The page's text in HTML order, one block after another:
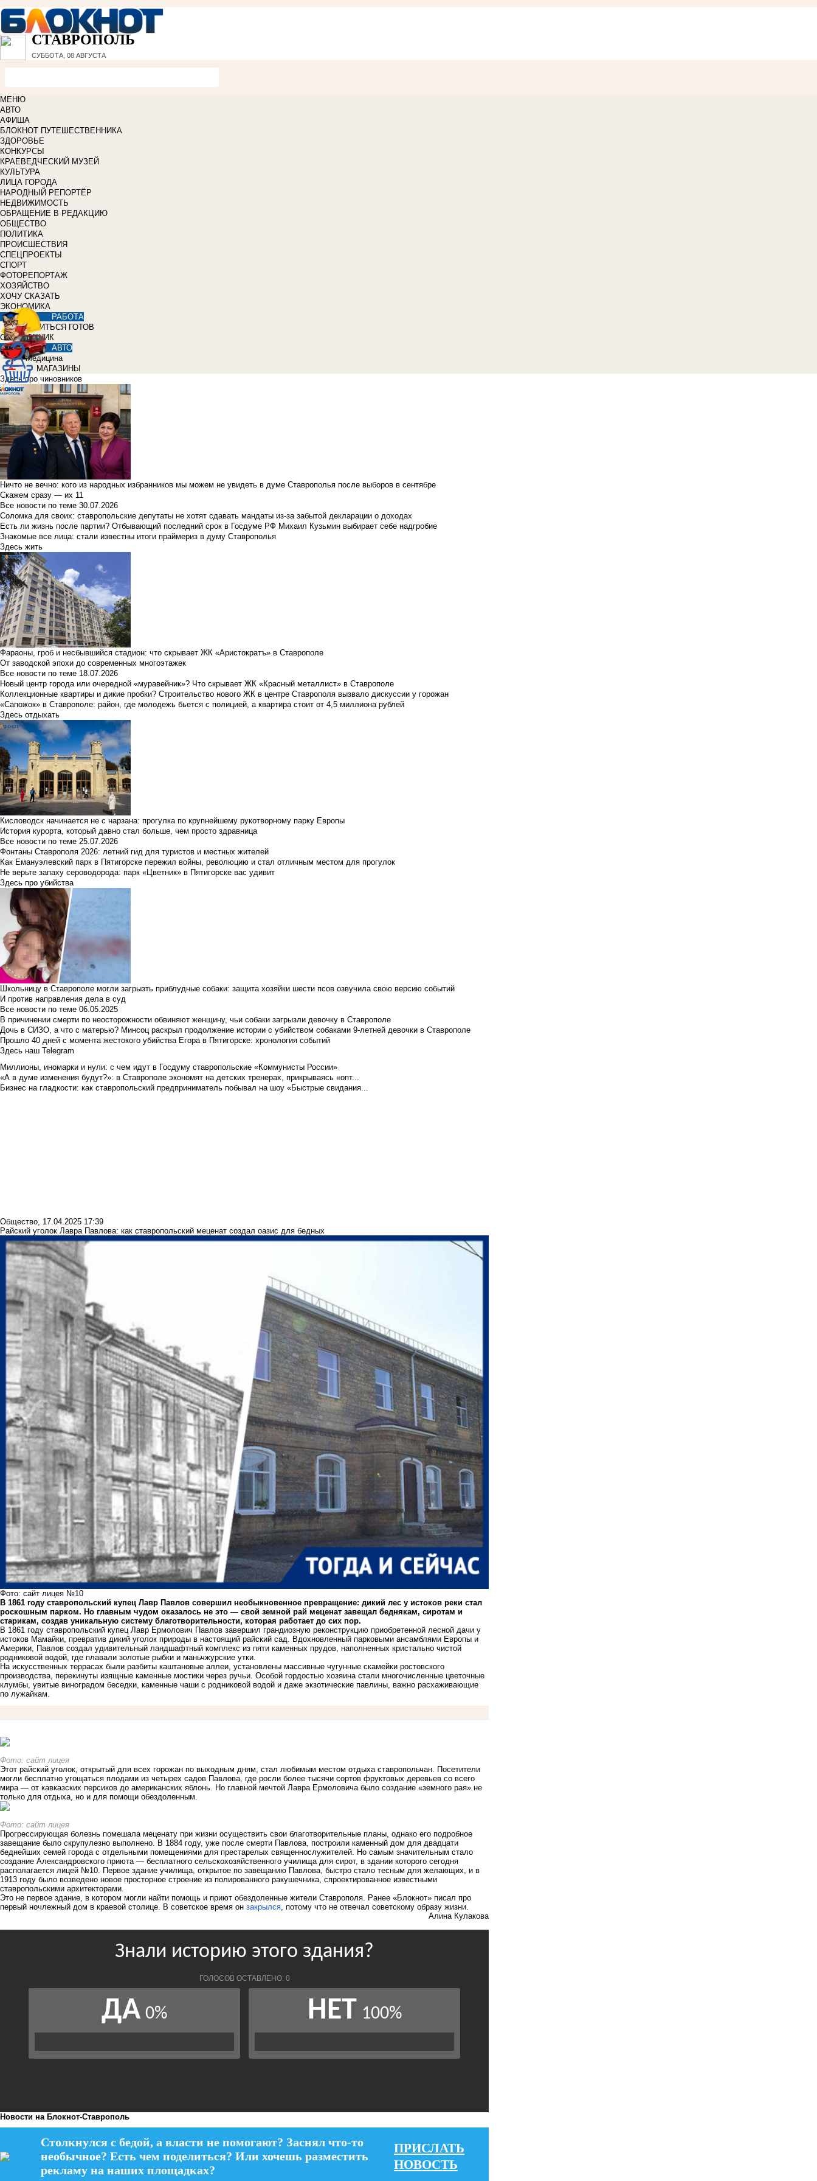
СТАВРОПОЛЬ
СУББОТА, 08 АВГУСТА
МЕНЮ
АВТО
АФИША
БЛОКНОТ ПУТЕШЕСТВЕННИКА
ЗДОРОВЬЕ
КОНКУРСЫ
КРАЕВЕДЧЕСКИЙ МУЗЕЙ
КУЛЬТУРА
ЛИЦА ГОРОДА
НАРОДНЫЙ РЕПОРТЁР
НЕДВИЖИМОСТЬ
ОБРАЩЕНИЕ В РЕДАКЦИЮ
ОБЩЕСТВО
ПОЛИТИКА
ПРОИСШЕСТВИЯ
СПЕЦПРОЕКТЫ
СПОРТ
ФОТОРЕПОРТАЖ
ХОЗЯЙСТВО
ХОЧУ СКАЗАТЬ
ЭКОНОМИКА
РАБОТА
УЧИТЬСЯ ГОТОВ
СПРАВОЧНИК
АВТО
Медицина
МАГАЗИНЫ
Здесь про чиновников
Ничто не вечно: кого из народных избранников мы можем не увидеть в думе Ставрополья после выборов в сентябре
Скажем сразу — их 11
Все новости по теме 30.07.2026
Соломка для своих: ставропольские депутаты не хотят сдавать мандаты из-за забытой декларации о доходах
Есть ли жизнь после партии? Отбывающий последний срок в Госдуме РФ Михаил Кузьмин выбирает себе надгробие
Знакомые все лица: стали известны итоги праймериз в думу Ставрополья
Здесь жить
Фараоны, гроб и несбывшийся стадион: что скрывает ЖК «Аристократъ» в Ставрополе
От заводской эпохи до современных многоэтажек
Все новости по теме 18.07.2026
Новый центр города или очередной «муравейник»? Что скрывает ЖК «Красный металлист» в Ставрополе
Коллекционные квартиры и дикие пробки? Строительство нового ЖК в центре Ставрополя вызвало дискуссии у горожан
«Сапожок» в Ставрополе: район, где молодежь бьется с полицией, а квартира стоит от 4,5 миллиона рублей
Здесь отдыхать
Кисловодск начинается не с нарзана: прогулка по крупнейшему рукотворному парку Европы
История курорта, который давно стал больше, чем просто здравница
Все новости по теме 25.07.2026
Фонтаны Ставрополя 2026: летний гид для туристов и местных жителей
Как Емануэлевский парк в Пятигорске пережил войны, революцию и стал отличным местом для прогулок
Не верьте запаху сероводорода: парк «Цветник» в Пятигорске вас удивит
Здесь про убийства
Школьницу в Ставрополе могли загрызть приблудные собаки: защита хозяйки шести псов озвучила свою версию событий
И против направления дела в суд
Все новости по теме 06.05.2025
В причинении смерти по неосторожности обвиняют женщину, чьи собаки загрызли девочку в Ставрополе
Дочь в СИЗО, а что с матерью? Минсоц раскрыл продолжение истории с убийством собаками 9-летней девочки в Ставрополе
Прошло 40 дней с момента жестокого убийства Егора в Пятигорске: хронология событий
Здесь наш Telegram
Миллионы, иномарки и нули: с чем идут в Госдуму ставропольские «Коммунисты России»
«А в думе изменения будут?»: в Ставрополе экономят на детских тренерах, прикрываясь «опт...
Бизнес на гладкости: как ставропольский предприниматель побывал на шоу «Быстрые свидания...
Общество, 17.04.2025 17:39
Райский уголок Лавра Павлова: как ставропольский меценат создал оазис для бедных
Фото: сайт лицея №10
В 1861 году ставропольский купец Лавр Павлов совершил необыкновенное превращение: дикий лес у истоков реки стал
роскошным парком. Но главным чудом оказалось не это — свой земной рай меценат завещал беднякам, сиротам и
старикам, создав уникальную систему благотворительности, которая работает до сих пор.
В 1861 году ставропольский купец Лавр Ермолович Павлов завершил грандиозную реконструкцию приобретенной лесной дачи у
истоков Мамайки, превратив дикий уголок природы в настоящий райский сад. Вдохновленный парковыми ансамблями Европы и
Америки, Павлов создал удивительный ландшафтный комплекс из пяти каменных прудов, наполненных кристально чистой
родниковой водой, где плавали золотые рыбки и маньчжурские утки.
На искусственных террасах были разбиты каштановые аллеи, установлены массивные чугунные скамейки ростовского
производства, перекинуты изящные каменные мостики через ручьи. Особой гордостью хозяина стали многочисленные цветочные
клумбы, увитые виноградом беседки, каменные чаши с родниковой водой и даже экзотические павлины, важно расхаживающие
по лужайкам.
Фото: сайт лицея
Этот райский уголок, открытый для всех горожан по выходным дням, стал любимым местом отдыха ставропольчан. Посетители
могли бесплатно угощаться плодами из четырех садов Павлова, где росли более тысячи сортов фруктовых деревьев со всего
мира — от кавказских персиков до американских яблонь. Но главной мечтой Лавра Ермоловича было создание «земного рая» не
только для отдыха, но и для помощи обездоленным.
Фото: сайт лицея
Прогрессирующая болезнь помешала меценату при жизни осуществить свои благотворительные планы, однако его подробное
завещание было скрупулезно выполнено. В 1884 году, уже после смерти Павлова, построили каменный дом для двадцати
беднейших семей города с отдельными помещениями для престарелых священнослужителей. Но самым значительным стало
создание Александровского приюта — бесплатного сельскохозяйственного училища для сирот, в здании которого сегодня
располагается лицей №10. Первое здание училища, открытое по завещанию Павлова, быстро стало тесным для желающих, и в
1913 году было возведено новое просторное строение из полированного ракушечника, спроектированное известными
ставропольскими архитекторами.
Это не первое здание, в котором могли найти помощь и приют обездоленные жители Ставрополя. Ранее «Блокнот» писал про
первый ночлежный дом в краевой столице. В советское время он закрылся, потому что не отвечал советскому образу жизни.
Алина Кулакова
Новости на Блoкнoт-Ставрополь
Столкнулся с бедой, а власти не помогают? Заснял что-то
необычное? Есть чем поделиться? Или хочешь разместить
рекламу на наших площадках?
ПРИСЛАТЬ
НОВОСТЬ